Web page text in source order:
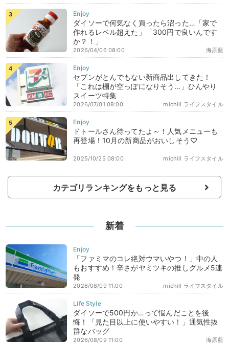
ダイソーで何気なく買ったら沼った…「家で
作れるレベル超えた」「300円で良いんです
か？！」
海原藍
2026/04/06 08:00
セブンがとんでもない新商品出してきた！
「これは棚が空っぽになりそう…」ひんやり
スイーツ特集
michill ライフスタイル
2026/07/01 08:00
ドトールさん待ってたよ～！人気メニューも
再登場！10月の新商品がおいしそう♡
michill ライフスタイル
2025/10/25 08:00
カテゴリランキングをもっと見る
新着
「ファミマのコレ絶対ウマいやつ！」中の人
もおすすめ！辛さがヤミツキの推しグルメ5連
発
michill ライフスタイル
2026/08/09 11:00
ダイソーで500円か…って悩んだことを後
悔！「見た目以上に使いやすい！」通気性抜
群なバッグ
海原藍
2026/08/09 11:00